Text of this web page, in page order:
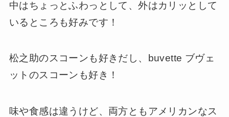
中はちょっとふわっとして、外はカリッとして
いるところも好みです！
松之助のスコーンも好きだし、buvette ブヴェ
ットのスコーンも好き！
味や食感は違うけど、両方ともアメリカンなス